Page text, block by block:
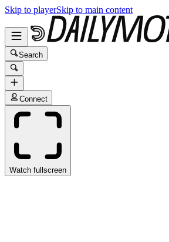
Skip to playerSkip to main content
Search
Connect
Watch fullscreen